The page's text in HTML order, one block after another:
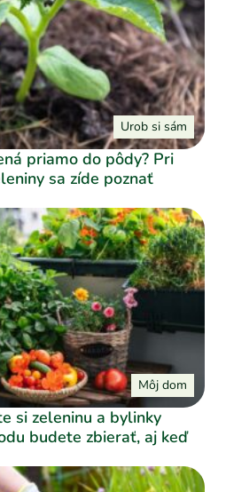
Urob si sám
priamo do pôdy? Pri
sa zíde poznať
Môj dom
si zeleninu a bylinky
budete zbierať, aj keď